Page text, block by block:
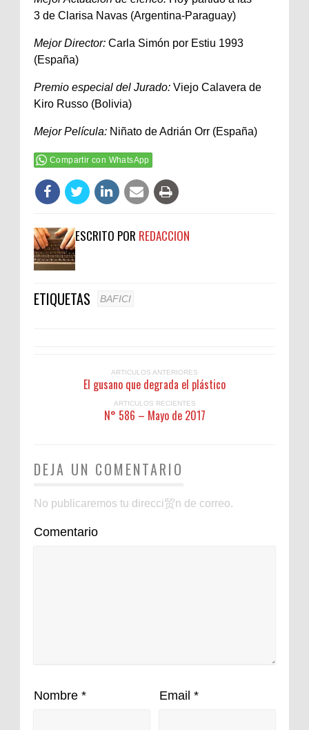
3 de Clarisa Navas (Argentina-Paraguay)
Mejor Director: Carla Simón por Estiu 1993
(España)
Premio especial del Jurado: Viejo Calavera de
Kiro Russo (Bolivia)
Mejor Película: Niñato de Adrián Orr (España)
Compartir con WhatsApp
ESCRITO POR REDACCION
ETIQUETAS BAFICI
ARTICULOS ANTERIORES
El gusano que degrada el plástico
ARTICULOS RECIENTES
N° 586 – Mayo de 2017
DEJA UN COMENTARIO
No publicaremos tu direcci贸n de correo.
Comentario
Nombre * Email *